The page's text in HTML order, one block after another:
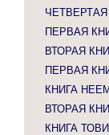
ПЕРВАЯ
ВТОРАЯ
ПЕРВАЯ
КНИГА
ВТОРАЯ
КНИГА